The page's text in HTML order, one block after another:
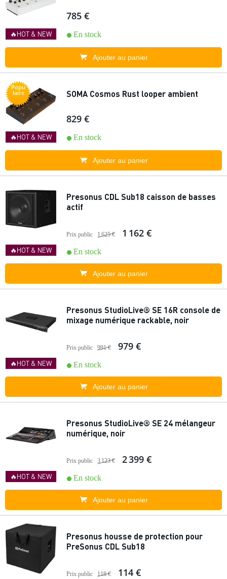
🔥HOT & NEW
785 €
En stock
Ajouter au panier
Popu
laire
🔥HOT & NEW
SOMA Cosmos Rust looper ambient
829 €
En stock
Ajouter au panier
🔥HOT & NEW
Presonus CDL Sub18 caisson de basses
actif
Prix public 1 625 € 1 162 €
En stock
Ajouter au panier
🔥HOT & NEW
Presonus StudioLive® SE 16R console de
mixage numérique rackable, noir
Prix public 991 € 979 €
En stock
Ajouter au panier
🔥HOT & NEW
Presonus StudioLive® SE 24 mélangeur
numérique, noir
Prix public 3 123 € 2 399 €
En stock
Ajouter au panier
Presonus housse de protection pour
PreSonus CDL Sub18
Prix public 118 € 114 €